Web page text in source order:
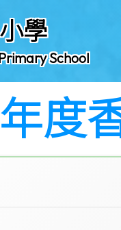
學
School
度